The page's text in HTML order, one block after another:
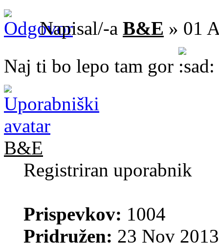
Napisal/-a B&E » 01
Naj ti bo lepo tam gor
B&E
Registriran uporabnik
Prispevkov: 1004
Pridružen: 23 Nov